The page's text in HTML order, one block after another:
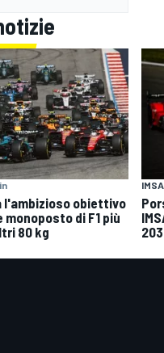
l'ambizioso obiettivo
monoposto di F1 più
80 kg
IMSA